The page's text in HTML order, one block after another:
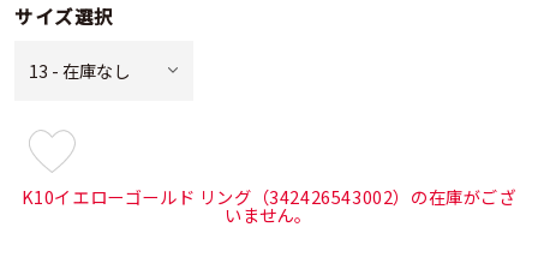
サイズ選択
¥59,400
in)
K10イエローゴールド リング（342426543002）の在庫がござ
いません。